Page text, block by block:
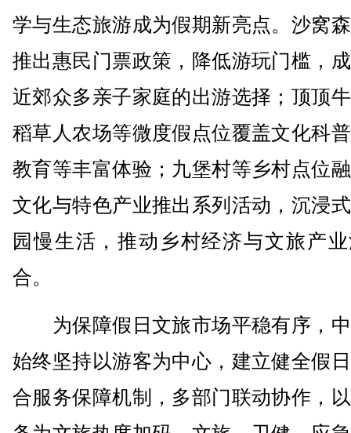
学与生态旅游成为假期新亮点。沙窝
推出惠民门票政策，降低游玩门槛，
近郊众多亲子家庭的出游选择；顶顶
稻草人农场等微度假点位覆盖文化科
教育等丰富体验；九堡村等乡村点位
文化与特色产业推出系列活动，沉浸
园慢生活，推动乡村经济与文旅产
合。
为保障假日文旅市场平稳有序，
始终坚持以游客为中心，建立健全假
合服务保障机制，多部门联动协作，